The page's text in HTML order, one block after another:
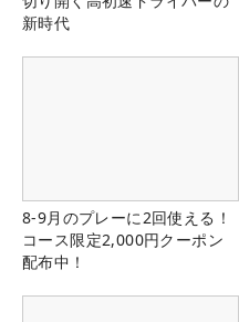
新時代
8-9月のプレーに2回使える！
コース限定2,000円クーポン
配布中！